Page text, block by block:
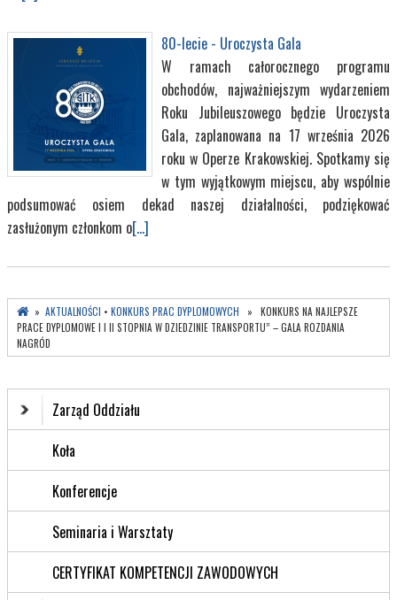
80-lecie - Uroczysta Gala
W ramach całorocznego programu
obchodów, najważniejszym wydarzeniem
Roku Jubileuszowego będzie Uroczysta
Gala, zaplanowana na 17 września 2026
roku w Operze Krakowskiej. Spotkamy się
w tym wyjątkowym miejscu, aby wspólnie
podsumować osiem dekad naszej działalności, podziękować
zasłużonym członkom o[...]
» AKTUALNOŚCI • KONKURS PRAC DYPLOMOWYCH » KONKURS NA NAJLEPSZE
PRACE DYPLOMOWE I I II STOPNIA W DZIEDZINIE TRANSPORTU” – GALA ROZDANIA
NAGRÓD
Zarząd Oddziału
Koła
Konferencje
Seminaria i Warsztaty
CERTYFIKAT KOMPETENCJI ZAWODOWYCH